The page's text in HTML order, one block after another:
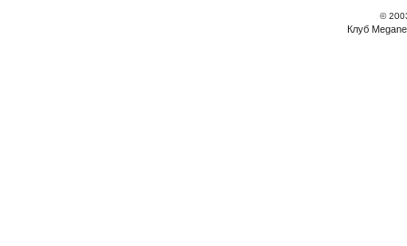
©
Клуб